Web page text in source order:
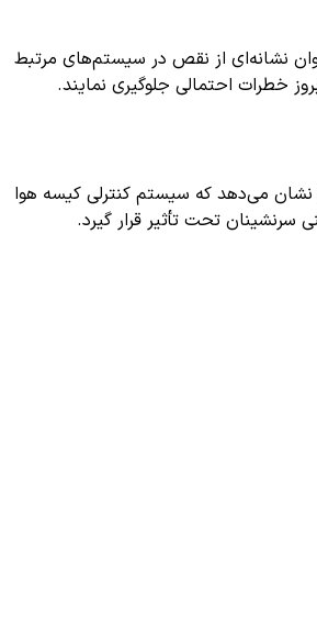
نشانه‌ای از نقص در سیستم‌های مرتبط
خطرات احتمالی جلوگیری نمایند.
می‌دهد که سیستم کنترلی کیسه هوا
تحت تأثیر قرار گیرد.